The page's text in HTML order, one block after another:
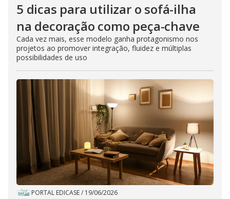
5 dicas para utilizar o sofá-ilha
na decoração como peça-chave
Cada vez mais, esse modelo ganha protagonismo nos
projetos ao promover integração, fluidez e múltiplas
possibilidades de uso
PORTAL EDICASE/ 19/06/2026